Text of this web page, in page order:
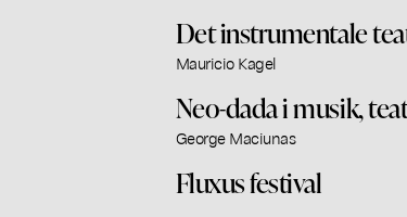
Det instrumentale
Mauricio Kagel
Neo-dada i musik,
George Maciunas
Fluxus festival